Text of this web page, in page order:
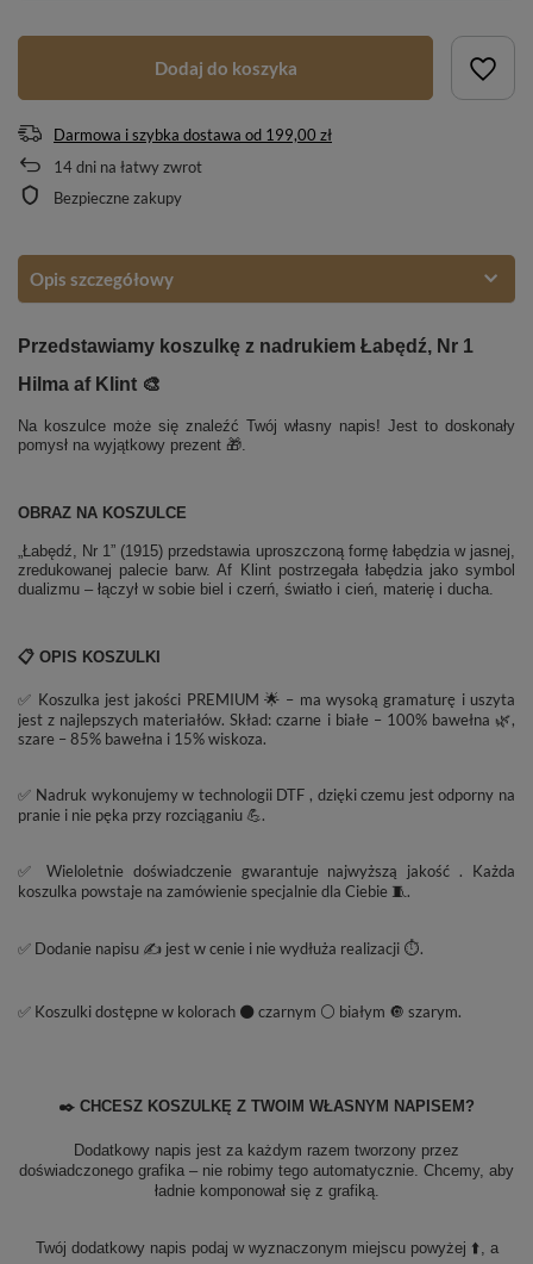
Dodaj do koszyka
Darmowa i szybka dostawa od 199,00 zł
14dni na łatwy zwrot
Bezpieczne zakupy
Opis szczegółowy
Przedstawiamy koszulkę z nadrukiem Łabędź, Nr 1
Hilma af Klint 🎨
Na koszulce może się znaleźć Twój własny napis! Jest to doskonały
pomysł na wyjątkowy prezent 🎁.
OBRAZ NA KOSZULCE
„Łabędź, Nr 1” (1915) przedstawia uproszczoną formę łabędzia w jasnej,
zredukowanej palecie barw. Af Klint postrzegała łabędzia jako symbol
dualizmu – łączył w sobie biel i czerń, światło i cień, materię i ducha.
📋 OPIS KOSZULKI
✅ Koszulka jest jakości PREMIUM 🌟 – ma wysoką gramaturę i uszyta
jest z najlepszych materiałów. Skład: czarne i białe – 100% bawełna 🌿,
szare – 85% bawełna i 15% wiskoza.
✅ Nadruk wykonujemy w technologii DTF , dzięki czemu jest odporny na
pranie i nie pęka przy rozciąganiu 💪.
✅ Wieloletnie doświadczenie gwarantuje najwyższą jakość . Każda
koszulka powstaje na zamówienie specjalnie dla Ciebie 🧵.
✅ Dodanie napisu ✍️ jest w cenie i nie wydłuża realizacji ⏱️.
✅ Koszulki dostępne w kolorach ⚫ czarnym ⚪ białym 🔘 szarym.
✒️ CHCESZ KOSZULKĘ Z TWOIM WŁASNYM NAPISEM?
Dodatkowy napis jest za każdym razem tworzony przez
doświadczonego grafika – nie robimy tego automatycznie. Chcemy, aby
ładnie komponował się z grafiką.
Twój dodatkowy napis podaj w wyznaczonym miejscu powyżej ⬆️, a